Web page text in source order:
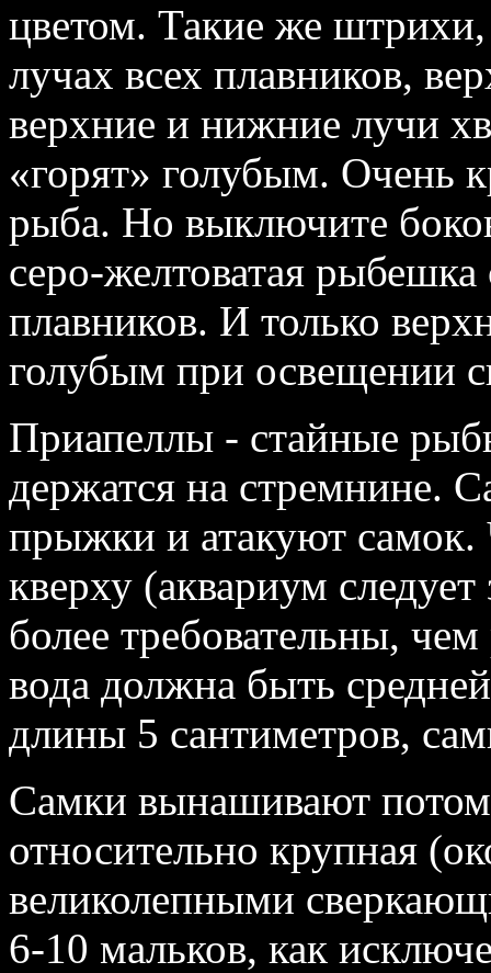
цветом. Такие же
лучах всех плавников,
верхние и нижние лучи
«горят» голубым. Очень
рыба. Но выключите
серо‑желтоватая
плавников. И только
голубым при освещении
Приапеллы - стайные
держатся на стремнине.
прыжки и атакуют самок.
кверху (аквариум
более требовательны,
вода должна быть
длины 5 сантиметров,
Самки вынашивают
относительно крупная
великолепными
6‑10 мальков, как